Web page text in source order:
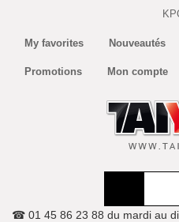
My favorites Nouveautés
Promotions Mon compte
☎ 01 45 86 23 88 du mardi au